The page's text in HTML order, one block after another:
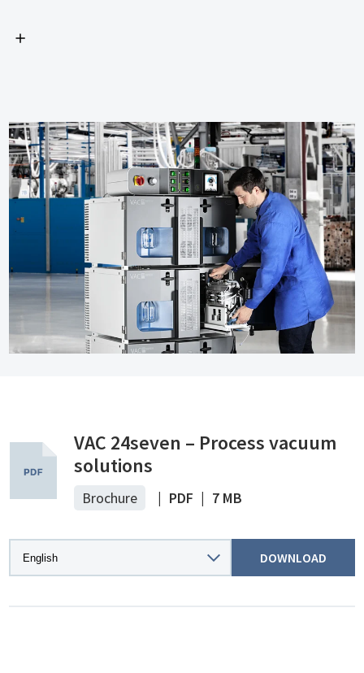
修。由于采用了便于维护的设计，隔膜和阀门也可以
VAC 24seven – Process vacuum
solutions
Brochure | PDF | 7 MB
DOWNLOAD